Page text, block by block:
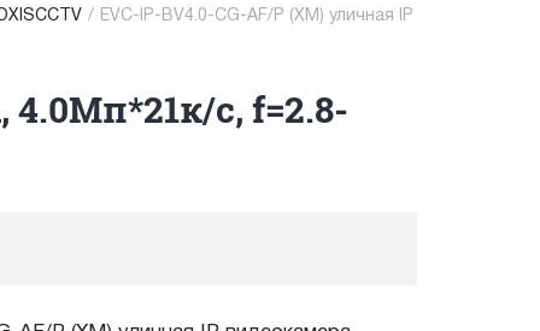
/ EVC-IP-BV4.0-CG-AF/P (XM) уличная IP
4.0Мп*21к/с, f=2.8-